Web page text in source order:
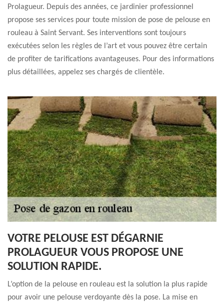
Prolagueur. Depuis des années, ce jardinier professionnel
propose ses services pour toute mission de pose de pelouse en
rouleau à Saint Servant. Ses interventions sont toujours
exécutées selon les règles de l’art et vous pouvez être certain
de profiter de tarifications avantageuses. Pour des informations
plus détaillées, appelez ses chargés de clientèle.
VOTRE PELOUSE EST DÉGARNIE
PROLAGUEUR VOUS PROPOSE UNE
SOLUTION RAPIDE.
L’option de la pelouse en rouleau est la solution la plus rapide
pour avoir une pelouse verdoyante dès la pose. La mise en